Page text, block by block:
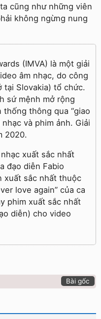
cũng như những viên
không ngừng nung
(IMVA) là một giải
âm nhạc, do công
tại Slovakia) tổ chức.
sứ mệnh mở rộng
thông qua “giao
và phim ảnh. Giải
2020.
xuất sắc nhất
đạo diễn Fabio
xuất sắc nhất thuộc
love again” của ca
phim xuất sắc nhất
diễn) cho video
Bài gốc